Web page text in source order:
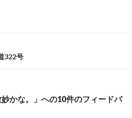
322号
かな。」への10件のフィードバ